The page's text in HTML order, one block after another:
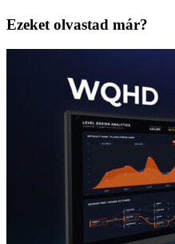
Ezeket olvastad már?